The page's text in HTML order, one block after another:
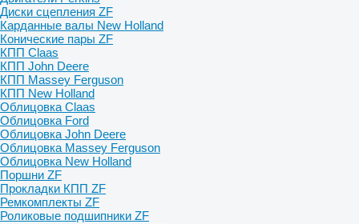
Диски сцепления ZF
Карданные валы New Holland
Конические пары ZF
КПП Claas
КПП John Deere
КПП Massey Ferguson
КПП New Holland
Облицовка Claas
Облицовка Ford
Облицовка John Deere
Облицовка Massey Ferguson
Облицовка New Holland
Поршни ZF
Прокладки КПП ZF
Ремкомплекты ZF
Роликовые подшипники ZF